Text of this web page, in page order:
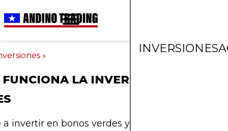
INVERSIONES
»
FUNCIONA LA INVERSIÓN EN
a invertir en bonos verdes y explora